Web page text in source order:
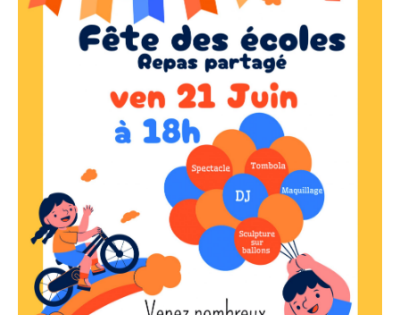
Budget
Budget
Pièces
Référence
AFFINER LES CRITÈRES